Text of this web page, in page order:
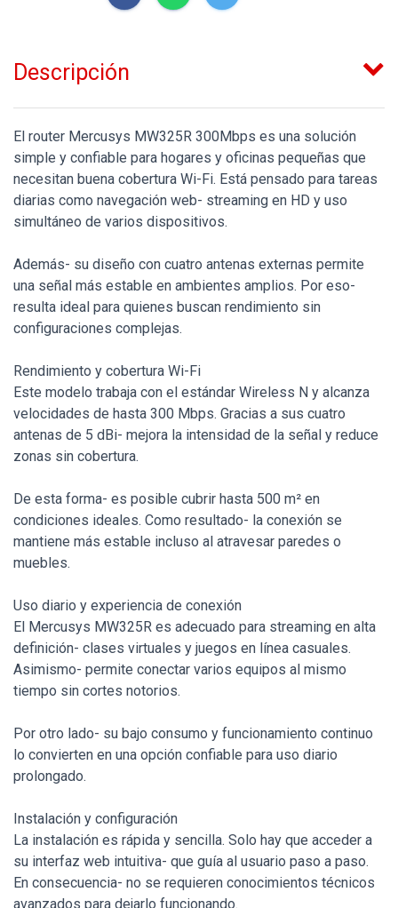
Descripción
El router Mercusys MW325R 300Mbps es una solución
simple y confiable para hogares y oficinas pequeñas que
necesitan buena cobertura Wi-Fi. Está pensado para tareas
diarias como navegación web- streaming en HD y uso
simultáneo de varios dispositivos.
Además- su diseño con cuatro antenas externas permite
una señal más estable en ambientes amplios. Por eso-
resulta ideal para quienes buscan rendimiento sin
configuraciones complejas.
Rendimiento y cobertura Wi-Fi
Este modelo trabaja con el estándar Wireless N y alcanza
velocidades de hasta 300 Mbps. Gracias a sus cuatro
antenas de 5 dBi- mejora la intensidad de la señal y reduce
zonas sin cobertura.
De esta forma- es posible cubrir hasta 500 m² en
condiciones ideales. Como resultado- la conexión se
mantiene más estable incluso al atravesar paredes o
muebles.
Uso diario y experiencia de conexión
El Mercusys MW325R es adecuado para streaming en alta
definición- clases virtuales y juegos en línea casuales.
Asimismo- permite conectar varios equipos al mismo
tiempo sin cortes notorios.
Por otro lado- su bajo consumo y funcionamiento continuo
lo convierten en una opción confiable para uso diario
prolongado.
Instalación y configuración
La instalación es rápida y sencilla. Solo hay que acceder a
su interfaz web intuitiva- que guía al usuario paso a paso.
En consecuencia- no se requieren conocimientos técnicos
avanzados para dejarlo funcionando.